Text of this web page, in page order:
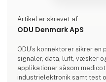
Artikel er skrevet af:
ODU Denmark ApS
ODU’s konnektorer sikrer
signaler, data, luft, væsker
applikationer såsom
industrielektronik samt test